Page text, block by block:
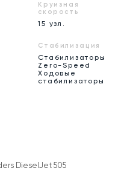
Круизная
скорость
15 узл.
Стабилизация
Стабилизаторы
Zero-Speed
Ходовые
стабилизаторы
DieselJet 505